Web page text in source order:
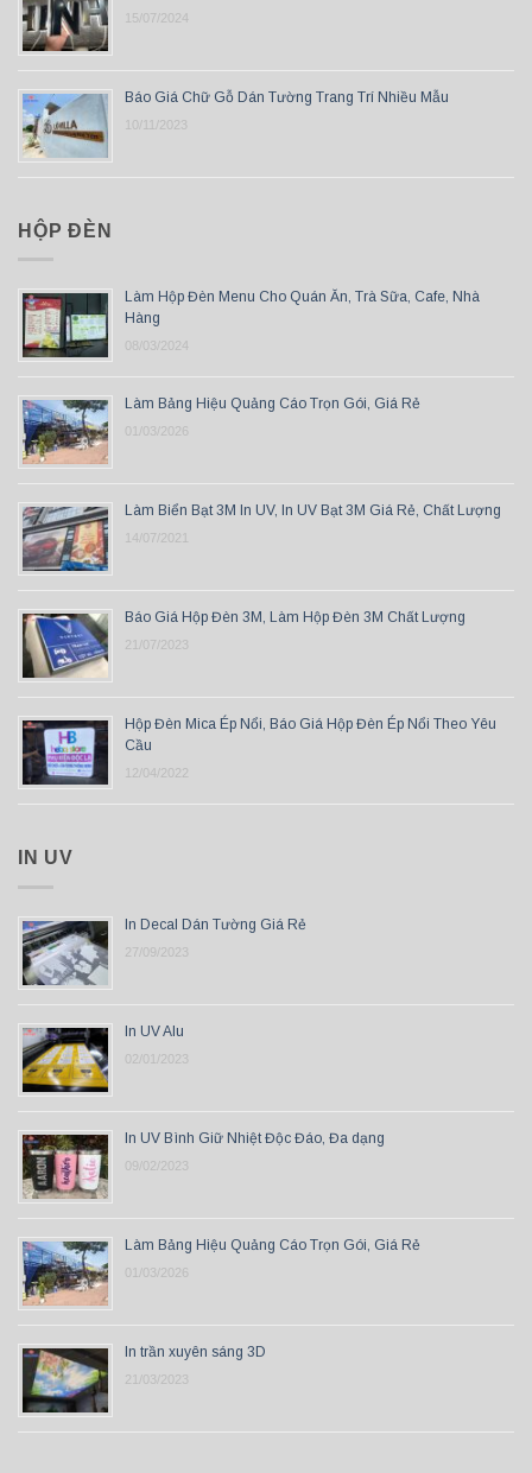
15/07/2024
Báo Giá Chữ Gỗ Dán Tường Trang Trí Nhiều Mẫu
10/11/2023
HỘP ĐÈN
Làm Hộp Đèn Menu Cho Quán Ăn, Trà Sữa, Cafe, Nhà
Hàng
08/03/2024
Làm Bảng Hiệu Quảng Cáo Trọn Gói, Giá Rẻ
01/03/2026
Làm Biển Bạt 3M In UV, In UV Bạt 3M Giá Rẻ, Chất Lượng
14/07/2021
Báo Giá Hộp Đèn 3M, Làm Hộp Đèn 3M Chất Lượng
21/07/2023
Hộp Đèn Mica Ép Nổi, Báo Giá Hộp Đèn Ép Nổi Theo Yêu
Cầu
12/04/2022
IN UV
In Decal Dán Tường Giá Rẻ
27/09/2023
In UV Alu
02/01/2023
In UV Bình Giữ Nhiệt Độc Đáo, Đa dạng
09/02/2023
Làm Bảng Hiệu Quảng Cáo Trọn Gói, Giá Rẻ
01/03/2026
In trần xuyên sáng 3D
21/03/2023